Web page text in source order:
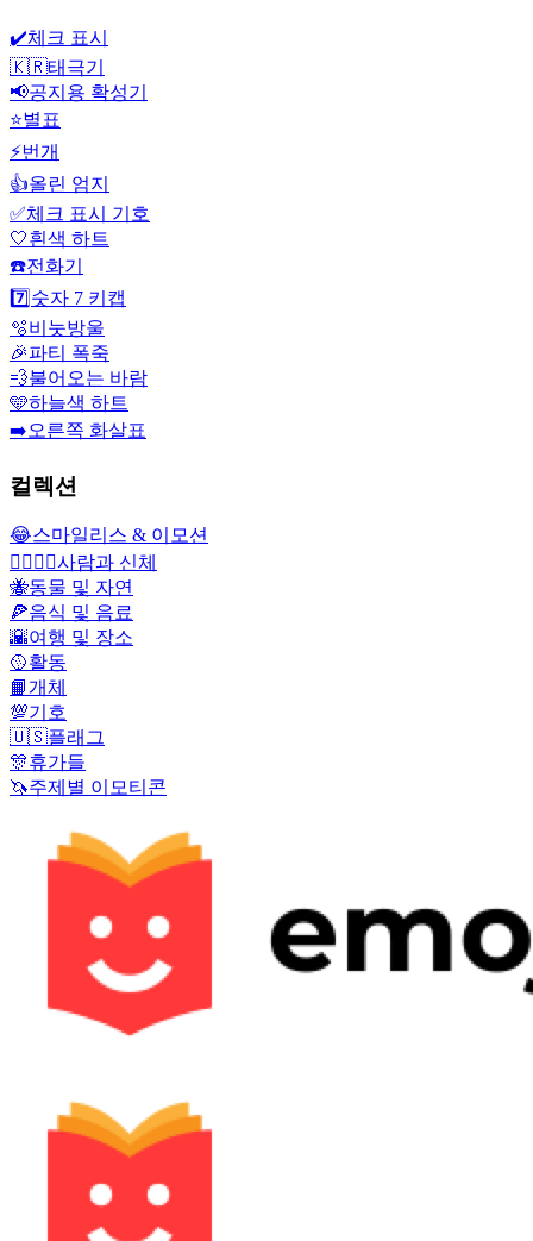
✔️체크 표시
🇰🇷태극기
📢공지용 확성기
⭐별표
⚡번개
👍올린 엄지
✅체크 표시 기호
🤍흰색 하트
☎️전화기
7️⃣ 숫자 7 키캡
🫧비눗방울
🎉파티 폭죽
💨불어오는 바람
🩵하늘색 하트
➡️오른쪽 화살표
컬렉션
😂스마일리스 & 이모션
👩‍❤️‍💋‍👨사람과 신체
🐝동물 및 자연
🍕음식 및 음료
🌇여행 및 장소
🥎활동
📙개체
💯기호
🇺🇸플래그
🎊휴가들
🦄주제별 이모티콘